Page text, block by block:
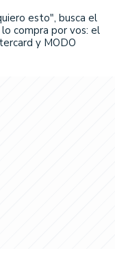
esto", busca el
compra por vos: el
y MODO